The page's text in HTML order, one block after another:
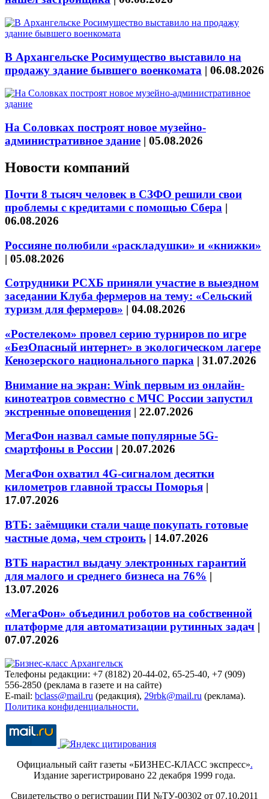
В Архангельске Росимущество выставило на
продажу здание бывшего военкомата | 06.08.2026
На Соловках построят новое музейно-
административное здание | 05.08.2026
Новости компаний
Почти 8 тысяч человек в СЗФО решили свои
проблемы с кредитами с помощью Сбера |
06.08.2026
Россияне полюбили «раскладушки» и «книжки»
| 05.08.2026
Сотрудники РСХБ приняли участие в выездном
заседании Клуба фермеров на тему: «Сельский
туризм для фермеров» | 04.08.2026
«Ростелеком» провел серию турниров по игре
«БезОпасный интернет» в экологическом лагере
Кенозерского национального парка | 31.07.2026
Внимание на экран: Wink первым из онлайн-
кинотеатров совместно с МЧС России запустил
экстренные оповещения | 22.07.2026
МегаФон назвал самые популярные 5G-
смартфоны в России | 20.07.2026
МегаФон охватил 4G-сигналом десятки
километров главной трассы Поморья |
17.07.2026
ВТБ: заёмщики стали чаще покупать готовые
частные дома, чем строить | 14.07.2026
ВТБ нарастил выдачу электронных гарантий
для малого и среднего бизнеса на 76% |
13.07.2026
«МегаФон» объединил роботов на собственной
платформе для автоматизации рутинных задач |
07.07.2026
Телефоны редакции: +7 (8182) 20-44-02, 65-25-40, +7 (909)
556-2850 (реклама в газете и на сайте)
E-mail: bclass@mail.ru (редакция), 29rbk@mail.ru (реклама).
Политика конфиденциальности.
Официальный сайт газеты «БИЗНЕС-КЛАСС экспресс».
Издание зарегистрировано 22 декабря 1999 года.
Свидетельство о регистрации ПИ №ТУ-00302 от 07.10.2011